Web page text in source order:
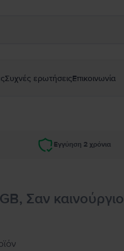
Συχνές ερωτήσειςΕπικοινωνία
Εγγύηση 2 χρόνια
Σαν καινούργιο